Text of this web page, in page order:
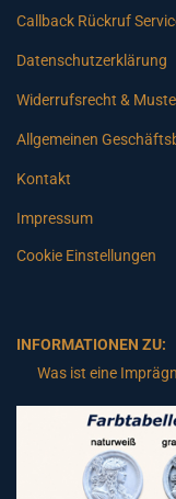
Callback Rückruf
Datenschutzerklärung
Widerrufsrecht &
Allgemeinen
Kontakt
Impressum
Cookie Einstellungen
INFORMATIONEN ZU:
Was ist eine